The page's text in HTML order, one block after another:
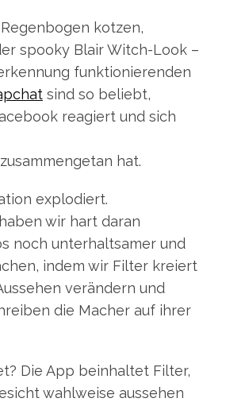
kotzen,
spooky Blair Witch-Look –
funktionierenden
sind so beliebt,
reagiert und sich
hat.
explodiert.
wir hart daran
noch unterhaltsamer und
indem wir Filter kreiert
verändern und
die Macher auf ihrer
Die App beinhaltet Filter,
wahlweise aussehen